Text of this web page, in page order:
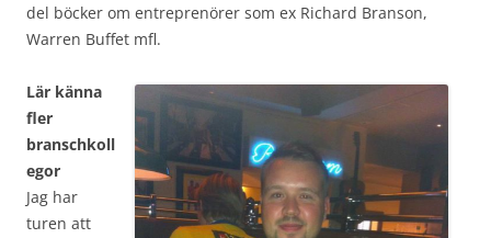
del böcker om entreprenörer som ex Richard Branson,
Warren Buffet mfl.
Lär känna
fler
branschkoll
egor
Jag har
turen att